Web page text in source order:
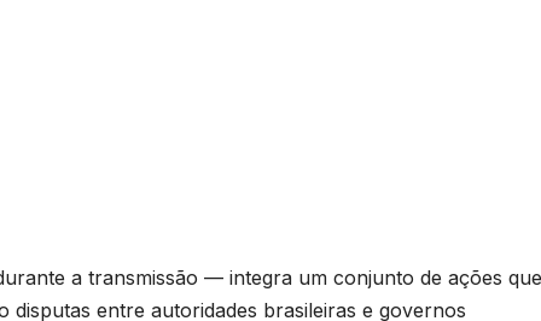
a transmissão — integra um conjunto de ações
entre autoridades brasileiras e governos